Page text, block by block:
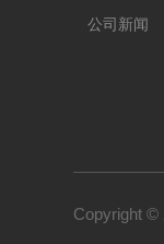
公司新闻
Copyright ©